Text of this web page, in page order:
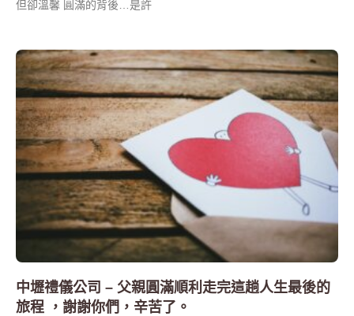
但卻溫馨 圓滿的背後…是許
中壢禮儀公司 – 父親圓滿順利走完這趟人生最後的
旅程 ，謝謝你們，辛苦了。